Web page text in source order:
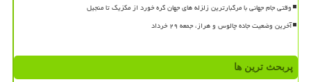
وقتی جام جهانی با مرگبارترین زلزله های جهان گره خورد از مکزیک تا منجیل
آخرین وضعیت جاده چالوس و هراز، جمعه ۲۹ خرداد
پربحث ترین ها